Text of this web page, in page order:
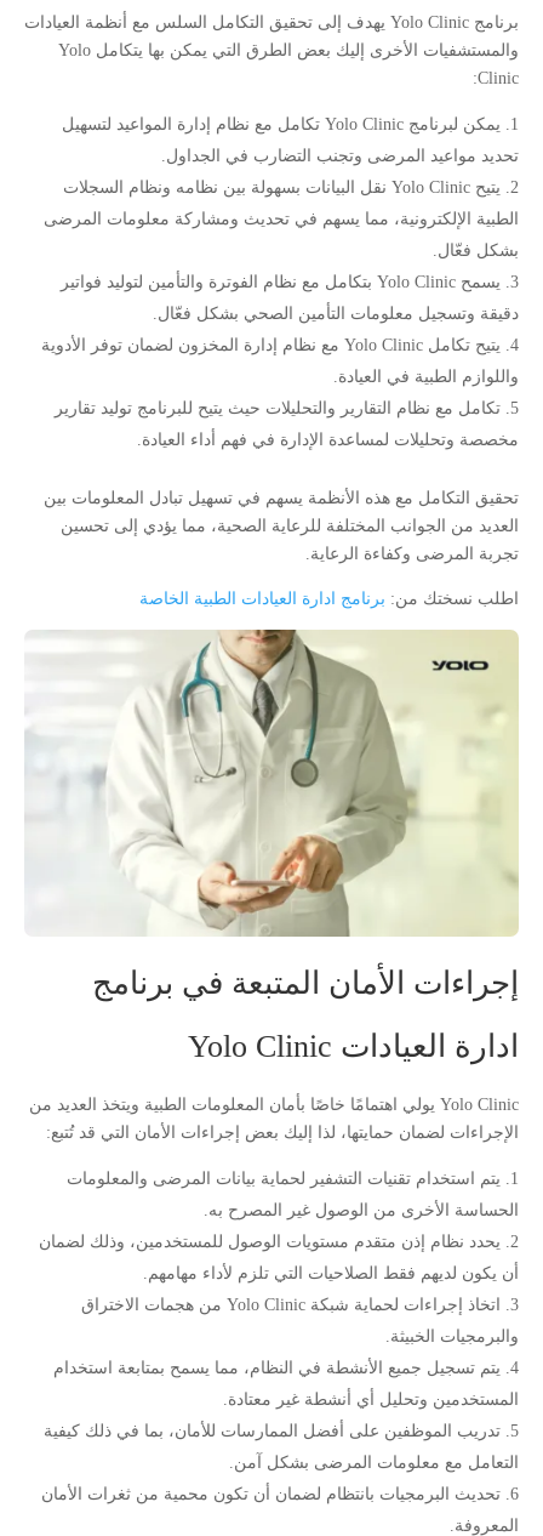
برنامج Yolo Clinic يهدف إلى تحقيق التكامل السلس مع أنظمة العيادات
والمستشفيات الأخرى إليك بعض الطرق التي يمكن بها يتكامل Yolo
Clinic:
يمكن لبرنامج Yolo Clinic تكامل مع نظام إدارة المواعيد لتسهيل
تحديد مواعيد المرضى وتجنب التضارب في الجداول.
يتيح Yolo Clinic نقل البيانات بسهولة بين نظامه ونظام السجلات
الطبية الإلكترونية، مما يسهم في تحديث ومشاركة معلومات المرضى
بشكل فعّال.
يسمح Yolo Clinic بتكامل مع نظام الفوترة والتأمين لتوليد فواتير
دقيقة وتسجيل معلومات التأمين الصحي بشكل فعّال.
يتيح تكامل Yolo Clinic مع نظام إدارة المخزون لضمان توفر الأدوية
واللوازم الطبية في العيادة.
تكامل مع نظام التقارير والتحليلات حيث يتيح للبرنامج توليد تقارير
مخصصة وتحليلات لمساعدة الإدارة في فهم أداء العيادة.
تحقيق التكامل مع هذه الأنظمة يسهم في تسهيل تبادل المعلومات بين
العديد من الجوانب المختلفة للرعاية الصحية، مما يؤدي إلى تحسين
تجربة المرضى وكفاءة الرعاية.
اطلب نسختك من: برنامج ادارة العيادات الطبية الخاصة
إجراءات الأمان المتبعة في برنامج
ادارة العيادات Yolo Clinic
Yolo Clinic يولي اهتمامًا خاصًا بأمان المعلومات الطبية ويتخذ العديد من
الإجراءات لضمان حمايتها، لذا إليك بعض إجراءات الأمان التي قد تُتبع:
يتم استخدام تقنيات التشفير لحماية بيانات المرضى والمعلومات
الحساسة الأخرى من الوصول غير المصرح به.
يحدد نظام إذن متقدم مستويات الوصول للمستخدمين، وذلك لضمان
أن يكون لديهم فقط الصلاحيات التي تلزم لأداء مهامهم.
اتخاذ إجراءات لحماية شبكة Yolo Clinic من هجمات الاختراق
والبرمجيات الخبيثة.
يتم تسجيل جميع الأنشطة في النظام، مما يسمح بمتابعة استخدام
المستخدمين وتحليل أي أنشطة غير معتادة.
تدريب الموظفين على أفضل الممارسات للأمان، بما في ذلك كيفية
التعامل مع معلومات المرضى بشكل آمن.
تحديث البرمجيات بانتظام لضمان أن تكون محمية من ثغرات الأمان
المعروفة.